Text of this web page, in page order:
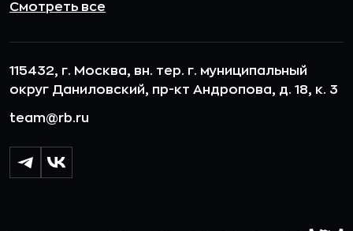
Смотреть все
115432, г. Москва, вн. тер. г. муниципальный
округ Даниловский, пр-кт Андропова, д. 18, к. 3
team@rb.ru